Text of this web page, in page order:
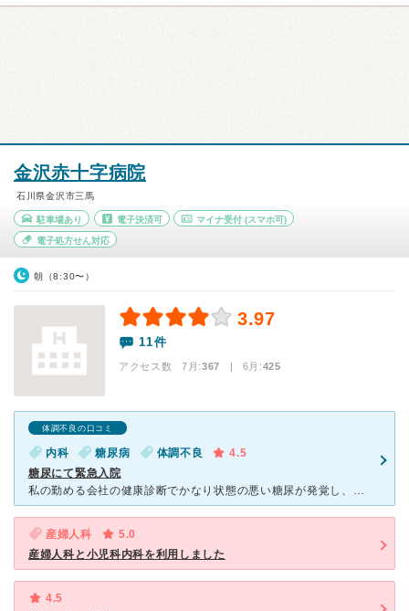
金沢赤十字病院
石川県金沢市三馬
駐車場あり 電子決済可 マイナ受付 (スマホ可)
電子処方せん対応
朝（8:30〜）
3.97
11件
アクセス数 7月:367 | 6月:425
体調不良の口コミ
内科 糖尿病 体調不良
4.5
糖尿にて緊急入院
私の勤める会社の健康診断でかなり状態の悪い糖尿が発覚し、緊急入院が必要となりました。初めての入院で勝手も分からずかなり不安でしたが、ドクター始め看護師さんもとても親切丁寧で安心しました。ドクターは頻繁
産婦人科
5.0
産婦人科と小児科内科を利用しました
4.5